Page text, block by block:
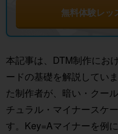
無料体験レ
本記事は、DTM制作にお
ードの基礎を解説してい
た制作者が、暗い・クー
チュラル・マイナースケ
す。Key=Aマイナーを例